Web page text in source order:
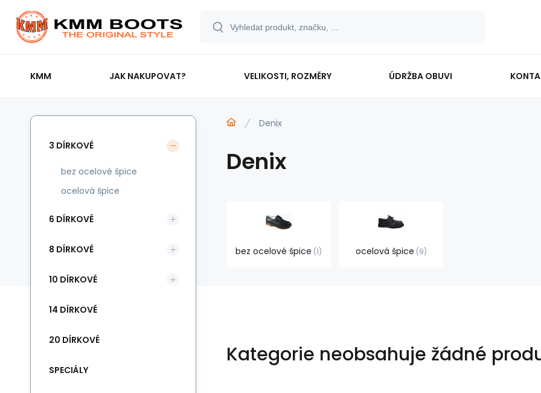
KMM JAK NAKUPOVAT? VELIKOSTI, ROZMĚRY ÚDRŽBA OBUVI
Denix
Denix
bez ocelové špice 1 ocelová špice 9
Kategorie neobsahuje žádné
3 DÍRKOVÉ
bez ocelové špice
ocelová špice
6 DÍRKOVÉ
8 DÍRKOVÉ
10 DÍRKOVÉ
14 DÍRKOVÉ
20 DÍRKOVÉ
SPECIÁLY